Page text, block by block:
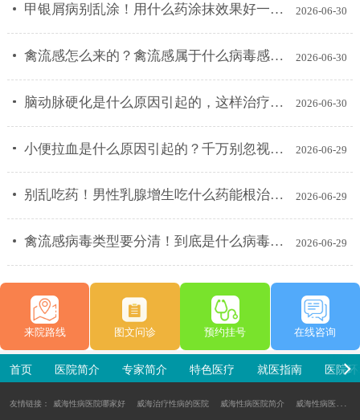
2026-06-30
甲银屑病别乱涂！用什么药涂抹效果好一点得看这个
2026-06-30
禽流感怎么来的？禽流感属于什么病毒感染引起的疾病
2026-06-30
脑动脉硬化是什么原因引起的，这样治疗效果好
2026-06-29
小便拉血是什么原因引起的？千万别忽视这个信号
2026-06-29
别乱吃药！男性乳腺增生吃什么药能根治得看病因
2026-06-29
禽流感病毒类型要分清！到底是什么病毒引起的
来院路线 图文问诊 预约挂号 在线咨询
首页 医院简介 专家简介 特色医疗 就医指南 医院
友情链接： 威海性病医院哪家好 威海治疗性病的医院 威海性病医院简介 威海性病医院怎么样